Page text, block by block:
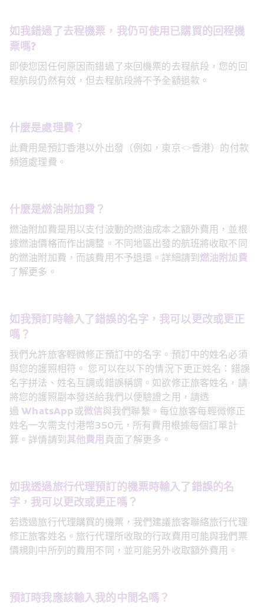
如我錯過了去程機票，我仍可使用已購買的回程機
票嗎?
即使您因任何原因而錯過了來回機票的去程航段，您的回
程航段仍然有效，但去程航段將不予全額退款。
什麼是處理費？
此費用是預訂香港以外出發（例如，東京<>香港）的付款
頻道處理費。
什麼是燃油附加費？
燃油附加費是用以支付波動的燃油成本之額外費用，並根
據燃油價格而作出調整。不同地區出發的航班將收取不同
的燃油附加費，而該費用不予退還。詳細請到 燃油附加費
了解更多。
如我預訂時輸入了錯誤的名字，我可以更改或更正
嗎？
我們允許旅客輕微修正預訂中的名字。預訂中的姓名必須
與您的護照相符。 您可以在以下的情況下更正姓名：錯誤
名字拼法、姓名互調或錯誤稱謂。如欲修正旅客姓名，請
將您的護照副本發送給我們以便驗證之用，請透
過 WhatsApp或微信與我們聯繫。每位旅客每輕微修正
姓名一次需支付港幣350元，所有費用根據每個訂單計
算。詳情請到 其他費用 頁面了解更多。
如我透過旅行代理預訂的機票時輸入了錯誤的名
字，我可以更改或更正嗎？
若透過旅行代理購買的機票，我們建議旅客聯絡旅行代理
修正旅客姓名。旅行代理所收取的行政費用可能與我們票
價規則中所列的費用不同，並可能另外收取額外費用。
預訂時我應該輸入我的中間名嗎？